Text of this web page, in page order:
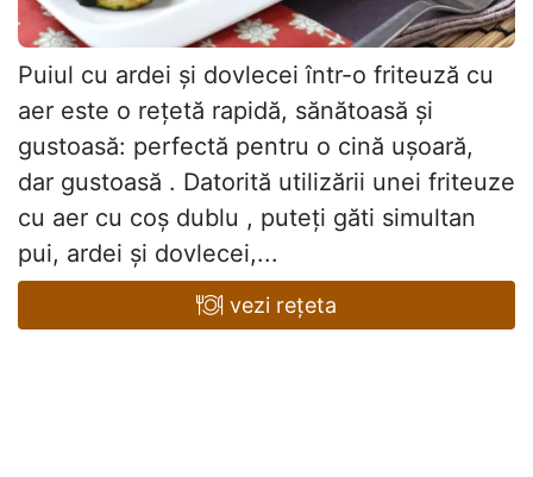
Puiul cu ardei și dovlecei într-o friteuză cu
aer este o rețetă rapidă, sănătoasă și
gustoasă: perfectă pentru o cină ușoară,
dar gustoasă . Datorită utilizării unei friteuze
cu aer cu coș dublu , puteți găti simultan
pui, ardei și dovlecei,...
vezi rețeta